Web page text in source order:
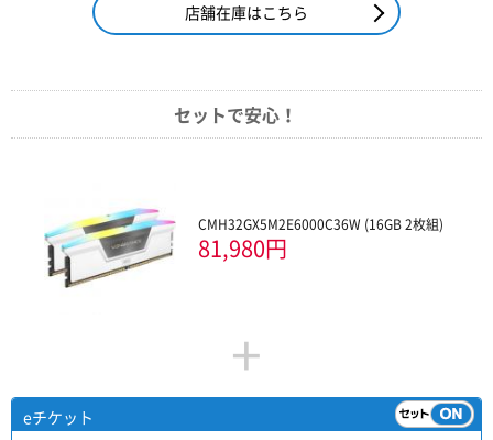
店舗在庫はこちら
セットで安心！
CMH32GX5M2E6000C36W (16GB 2枚組)
81,980円
+
eチケット